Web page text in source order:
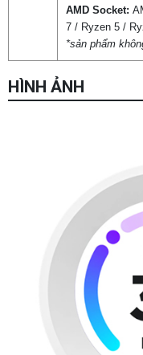
AMD Socket:
7 / Ryzen 5 /
*sản phẩm
HÌNH ẢNH